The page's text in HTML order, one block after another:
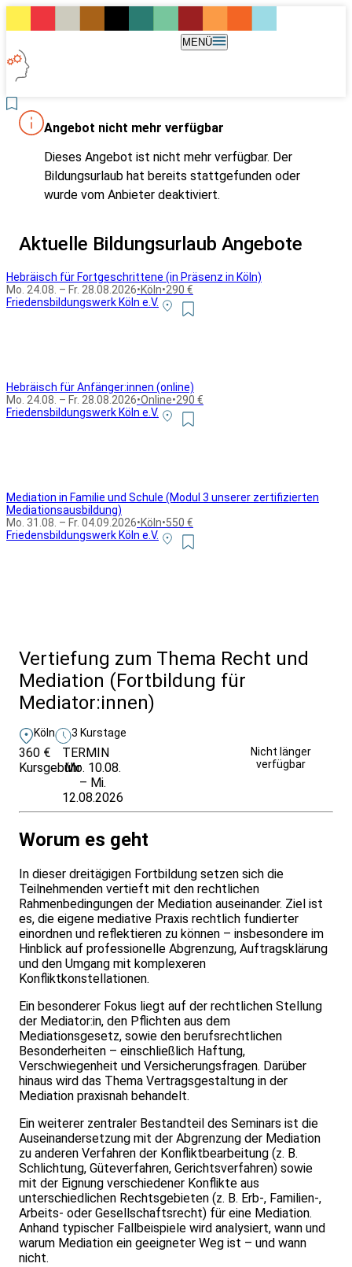
MENÜ
Angebot nicht mehr verfügbar
Dieses Angebot ist nicht mehr verfügbar. Der
Bildungsurlaub hat bereits stattgefunden oder
wurde vom Anbieter deaktiviert.
Aktuelle Bildungsurlaub Angebote
Hebräisch für Fortgeschrittene (in Präsenz in Köln)
Mo. 24.08. – Fr. 28.08.2026•Köln•290 €
Friedensbildungswerk Köln e.V.
Hebräisch für Anfänger:innen (online)
Mo. 24.08. – Fr. 28.08.2026•Online•290 €
Friedensbildungswerk Köln e.V.
Mediation in Familie und Schule (Modul 3 unserer zertifizierten
Mediationsausbildung)
Mo. 31.08. – Fr. 04.09.2026•Köln•550 €
Friedensbildungswerk Köln e.V.
Vertiefung zum Thema Recht und
Mediation (Fortbildung für
Mediator:innen)
Köln 3 Kurstage
360 €
Kursgebühr
TERMIN
Mo. 10.08.
– Mi.
12.08.2026
Nicht länger
verfügbar
Worum es geht
In dieser dreitägigen Fortbildung setzen sich die
Teilnehmenden vertieft mit den rechtlichen
Rahmenbedingungen der Mediation auseinander. Ziel ist
es, die eigene mediative Praxis rechtlich fundierter
einordnen und reflektieren zu können – insbesondere im
Hinblick auf professionelle Abgrenzung, Auftragsklärung
und den Umgang mit komplexeren
Konfliktkonstellationen.
Ein besonderer Fokus liegt auf der rechtlichen Stellung
der Mediator:in, den Pflichten aus dem
Mediationsgesetz, sowie den berufsrechtlichen
Besonderheiten – einschließlich Haftung,
Verschwiegenheit und Versicherungsfragen. Darüber
hinaus wird das Thema Vertragsgestaltung in der
Mediation praxisnah behandelt.
Ein weiterer zentraler Bestandteil des Seminars ist die
Auseinandersetzung mit der Abgrenzung der Mediation
zu anderen Verfahren der Konfliktbearbeitung (z. B.
Schlichtung, Güteverfahren, Gerichtsverfahren) sowie
mit der Eignung verschiedener Konflikte aus
unterschiedlichen Rechtsgebieten (z. B. Erb-, Familien-,
Arbeits- oder Gesellschaftsrecht) für eine Mediation.
Anhand typischer Fallbeispiele wird analysiert, wann und
warum Mediation ein geeigneter Weg ist – und wann
nicht.